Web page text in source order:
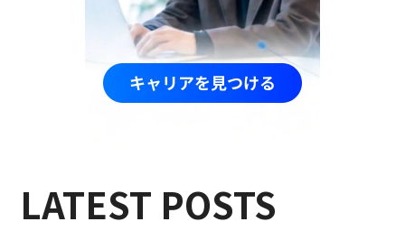
LATEST POSTS